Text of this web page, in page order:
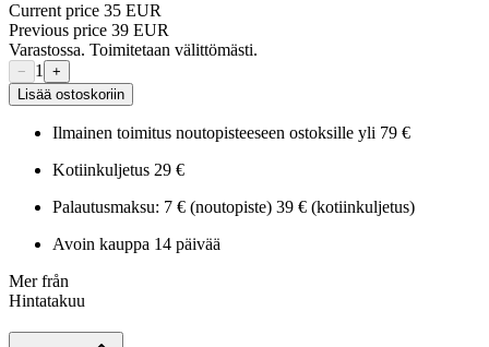
Current price 35 EUR
Previous price 39 EUR
Varastossa. Toimitetaan välittömästi.
− 1
+
Lisää ostoskoriin
Ilmainen toimitus noutopisteeseen ostoksille yli 79 €
Kotiinkuljetus 29 €
Palautusmaksu: 7 € (noutopiste) 39 € (kotiinkuljetus)
Avoin kauppa 14 päivää
Mer från
Hintatakuu